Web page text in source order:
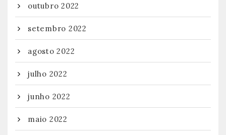
outubro 2022
setembro 2022
agosto 2022
julho 2022
junho 2022
maio 2022